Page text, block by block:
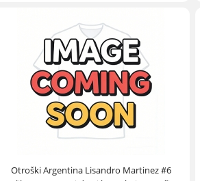
Otroški Argentina Lisandro Martinez #6